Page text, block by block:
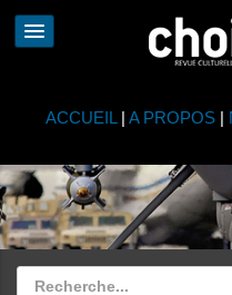
ACCUEIL | A PROPOS|